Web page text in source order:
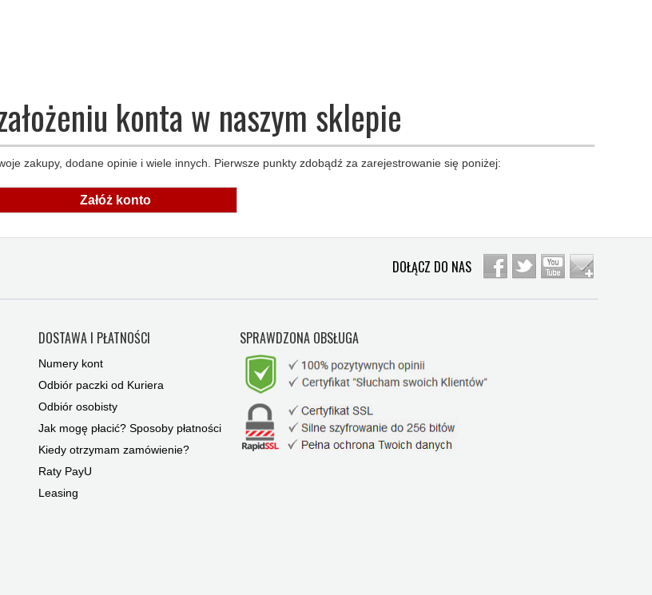
konta w naszym sklepie
zakupy, dodane opinie i wiele innych. Pierwsze punkty zdobądź za zarejestrowanie się poniżej:
Załóż konto
DOŁĄCZ DO NAS
DOSTAWA I PŁATNOŚCI
Numery kont
Odbiór paczki od Kuriera
Odbiór osobisty
Jak mogę płacić? Sposoby płatności
Kiedy otrzymam zamówienie?
Raty PayU
Leasing
SPRAWDZONA OBSŁUGA